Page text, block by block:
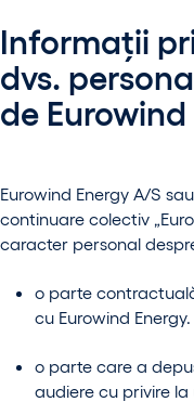
Informații
dvs.
de
Eurowind Energy A/S
continuare colectiv
caracter personal
o parte
cu Eurowind Energy.
o parte care a
audiere cu privire